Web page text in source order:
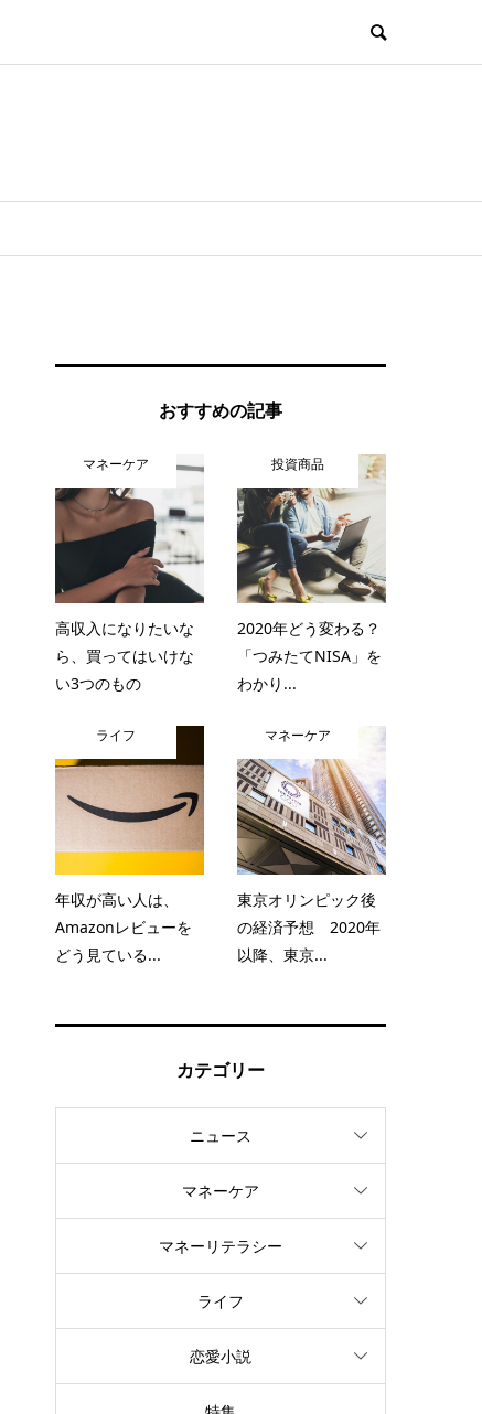
おすすめの記事
マネーケア
高収入になりたいな
ら、買ってはいけな
い3つのもの
投資商品
2020年どう変わる？
「つみたてNISA」を
わかり...
ライフ
年収が高い人は、
Amazonレビューを
どう見ている...
マネーケア
東京オリンピック後
の経済予想 2020年
以降、東京...
カテゴリー
ニュース
マネーケア
マネーリテラシー
ライフ
恋愛小説